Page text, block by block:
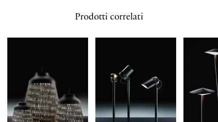
Prodotti correlati